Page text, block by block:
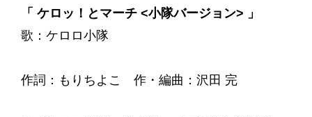
「 ケロッ！とマーチ <小隊バージョン> 」
歌：ケロロ小隊
作詞：もりちよこ 作・編曲：沢田 完